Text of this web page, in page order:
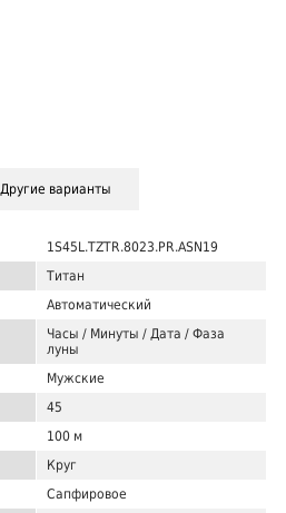
Другие варианты
1S45L.TZTR.8023.PR.ASN19
Титан
Автоматический
Часы / Минуты / Дата / Фаза
луны
Мужские
45
100 м
Круг
Сапфировое